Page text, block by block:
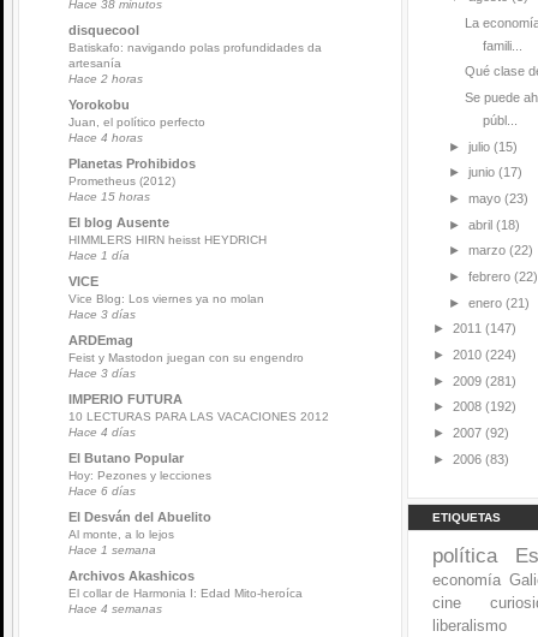
Hace 38 minutos
disquecool
Batiskafo: navigando polas profundidades da
artesanía
Hace 2 horas
Yorokobu
Juan, el político perfecto
Hace 4 horas
Planetas Prohibidos
Prometheus (2012)
Hace 15 horas
El blog Ausente
HIMMLERS HIRN heisst HEYDRICH
Hace 1 día
VICE
Vice Blog: Los viernes ya no molan
Hace 3 días
ARDEmag
Feist y Mastodon juegan con su engendro
Hace 3 días
IMPERIO FUTURA
10 LECTURAS PARA LAS VACACIONES 2012
Hace 4 días
El Butano Popular
Hoy: Pezones y lecciones
Hace 6 días
El Desván del Abuelito
Al monte, a lo lejos
Hace 1 semana
Archivos Akashicos
El collar de Harmonia I: Edad Mito-heroíca
Hace 4 semanas
La
famili...
Qué clase
Se puede
públ...
► julio (15)
► junio (17)
► mayo (23)
► abril (18)
► marzo (22)
► febrero (22)
► enero (21)
► 2011 (147)
► 2010 (224)
► 2009 (281)
► 2008 (192)
► 2007 (92)
► 2006 (83)
ETIQUETAS
política
economía
cine
liberalismo